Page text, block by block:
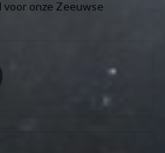
onze Zeeuwse